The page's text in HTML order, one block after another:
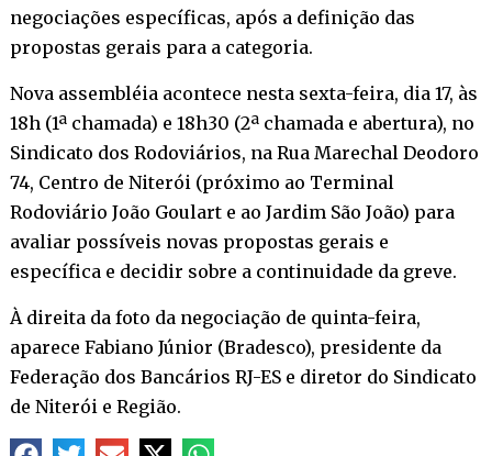
negociações específicas, após a definição das
propostas gerais para a categoria.
Nova assembléia acontece nesta sexta-feira, dia 17, às
18h (1ª chamada) e 18h30 (2ª chamada e abertura), no
Sindicato dos Rodoviários, na Rua Marechal Deodoro
74, Centro de Niterói (próximo ao Terminal
Rodoviário João Goulart e ao Jardim São João) para
avaliar possíveis novas propostas gerais e
específica e decidir sobre a continuidade da greve.
À direita da foto da negociação de quinta-feira,
aparece Fabiano Júnior (Bradesco), presidente da
Federação dos Bancários RJ-ES e diretor do Sindicato
de Niterói e Região.